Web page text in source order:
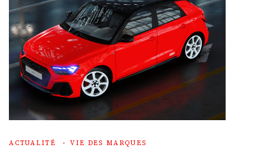
ACTUALITÉ VIE DES MARQUES